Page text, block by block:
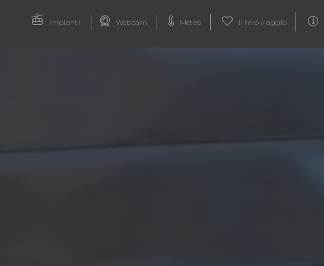
Impianti Webcam Meteo Il mio viaggio